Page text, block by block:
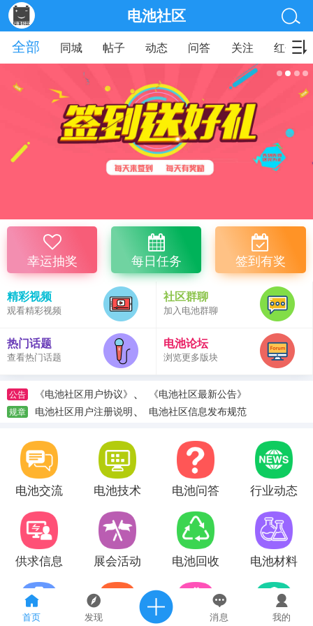
首页 发现 消息 我的
电池社区
全部
同城 帖子 动态 问答 关注 红包
幸运抽奖 每日任务 签到有奖
精彩视频
观看精彩视频
社区群聊
加入电池群聊
热门话题
查看热门话题
电池论坛
浏览更多版块
公告 《电池社区用户协议》 、 《电池社区最新公告》
规章 电池社区用户注册说明、 电池社区信息发布规范
电池交流 电池技术 电池问答 行业动态
供求信息 展会活动 电池回收 电池材料